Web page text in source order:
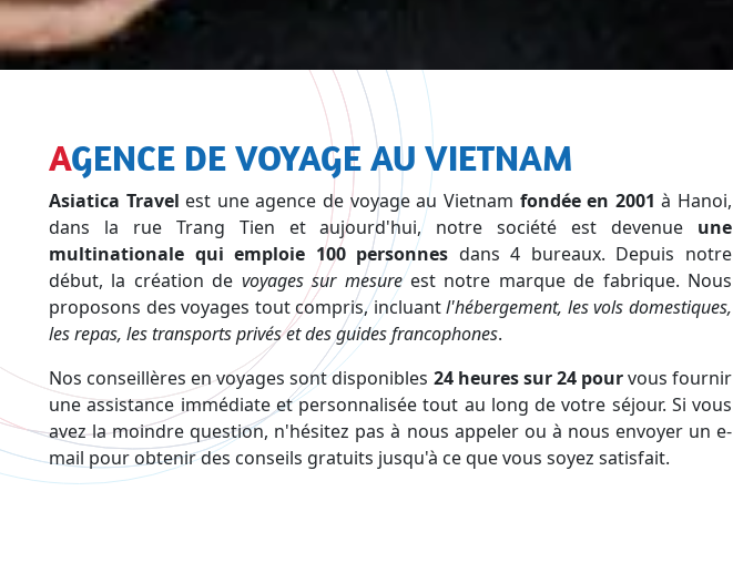
AGENCE DE VOYAGE AU VIETNAM
Asiatica Travel est une agence de voyage au Vietnam fondée en 2001 à Hanoi,
dans la rue Trang Tien et aujourd'hui, notre société est devenue une
multinationale qui emploie 100 personnes dans 4 bureaux. Depuis notre
début, la création de voyages sur mesureest notre marque de fabrique. Nous
proposons des voyages tout compris, incluantl'hébergement, les vols domestiques,
les repas, les transports privés et des guides francophones.
Nos conseillères en voyages sont disponibles 24 heures sur 24 pourvous fournir
une assistance immédiate et personnalisée tout au long de votre séjour. Si vous
avez la moindre question, n'hésitez pas à nous appeler ou à nous envoyer un e-
mail pour obtenir des conseils gratuits jusqu'à ce que vous soyez satisfait.